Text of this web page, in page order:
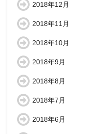
2018年12月
2018年11月
2018年10月
2018年9月
2018年8月
2018年7月
2018年6月